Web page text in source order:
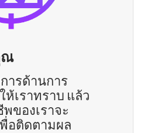
ณ
ารด้านการ
เราทราบ แล้ว
ของเราจะ
อติดตามผล